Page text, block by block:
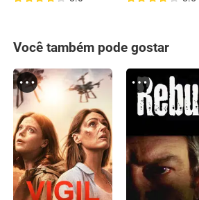
Você também pode gostar